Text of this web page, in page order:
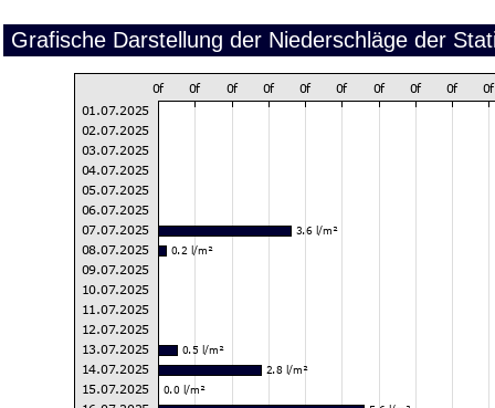
Grafische Darstellung der Niederschläge der